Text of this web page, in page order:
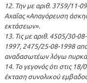
12. Την με αριθ. 3759/
Αχαΐας «Απαγόρευση
εκτάσεων».
13. Τις με αριθ. 4505/30-
1997, 2475/25-08-1998
αναδασωτέων λόγω
14. Το γεγονός ότι στις
έκταση συνολικού